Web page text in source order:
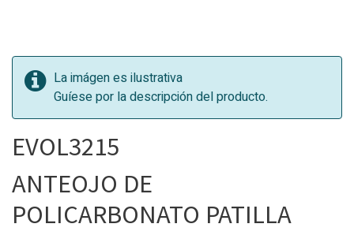
La imágen es ilustrativa
Guíese por la descripción del producto.
EVOL3215
ANTEOJO DE
POLICARBONATO PATILLA